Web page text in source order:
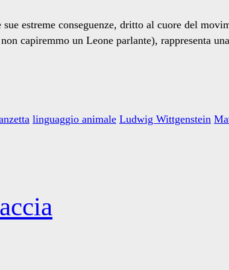
estreme conseguenze, dritto al cuore del
capiremmo un Leone parlante), rappresenta
linguaggio animale Ludwig Wittgenstein